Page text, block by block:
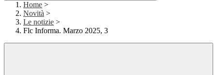
Home >
Novità >
Le notizie >
Flc Informa. Marzo 2025, 3